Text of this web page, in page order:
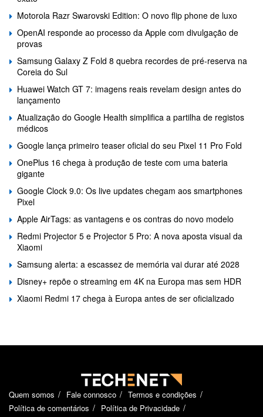
Motorola Razr Swarovski Edition: O novo flip phone de luxo
OpenAI responde ao processo da Apple com divulgação de
provas
Samsung Galaxy Z Fold 8 quebra recordes de pré-reserva na
Coreia do Sul
Huawei Watch GT 7: imagens reais revelam design antes do
lançamento
Atualização do Google Health simplifica a partilha de registos
médicos
Google lança primeiro teaser oficial do seu Pixel 11 Pro Fold
OnePlus 16 chega à produção de teste com uma bateria
gigante
Google Clock 9.0: Os live updates chegam aos smartphones
Pixel
Apple AirTags: as vantagens e os contras do novo modelo
Redmi Projector 5 e Projector 5 Pro: A nova aposta visual da
Xiaomi
Samsung alerta: a escassez de memória vai durar até 2028
Disney+ repõe o streaming em 4K na Europa mas sem HDR
Xiaomi Redmi 17 chega à Europa antes de ser oficializado
Quem somos Fale connosco
Termos e condições
Política de comentários
Política de Privacidade